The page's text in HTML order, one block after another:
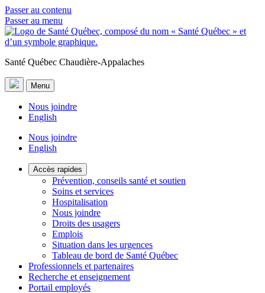
Passer au contenu
Passer au menu
Santé Québec Chaudière-Appalaches
Menu
Nous joindre
English
Nous joindre
English
Accès rapides
Prévention, conseils santé et soutien
Soins et services
Hospitalisation
Nous joindre
Droits des usagers
Emplois
Situation dans les urgences
Tableau de bord de Santé Québec
Professionnels et partenaires
Recherche et enseignement
Portail employés